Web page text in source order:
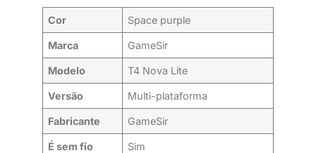
Cor Space purple
Marca GameSir
Modelo T4 Nova Lite
Versão Multi-plataforma
Fabricante GameSir
É sem fio Sim